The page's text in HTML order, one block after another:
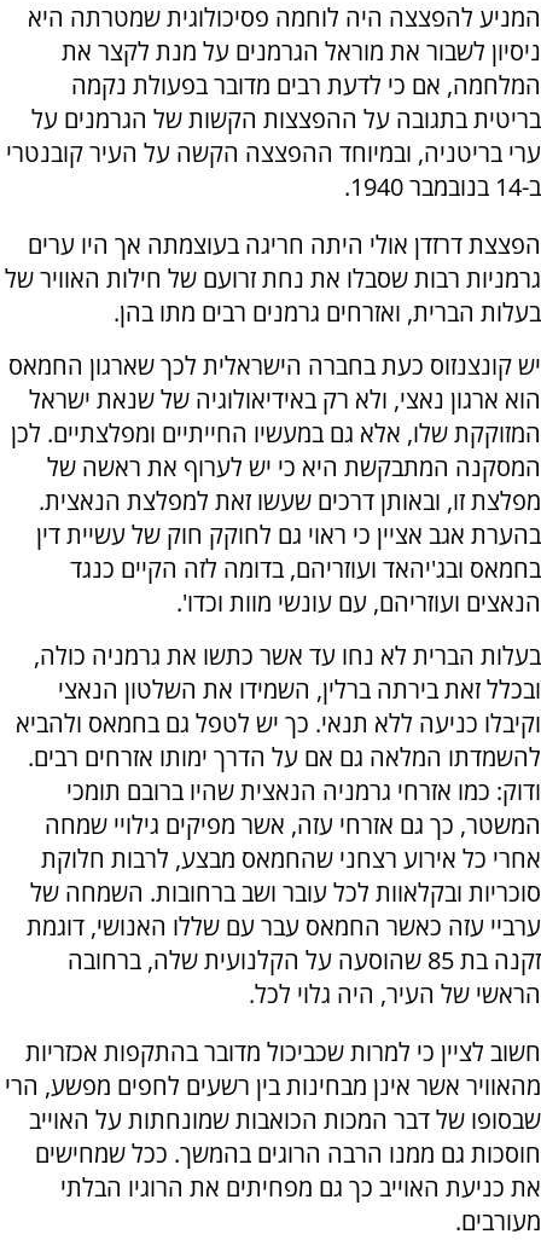
המניע להפצצה היה לוחמה פסיכולוגית שמטרתה היא
ניסיון לשבור את מוראל הגרמנים על מנת לקצר את
המלחמה, אם כי לדעת רבים מדובר בפעולת נקמה
בריטית בתגובה על ההפצצות הקשות של הגרמנים על
ערי בריטניה, ובמיוחד ההפצצה הקשה על העיר קובנטרי
ב-14 בנובמבר 1940.
הפצצת דרזדן אולי היתה חריגה בעוצמתה אך היו ערים
גרמניות רבות שסבלו את נחת זרועם של חילות האוויר של
בעלות הברית, ואזרחים גרמנים רבים מתו בהן.
יש קונצנזוס כעת בחברה הישראלית לכך שארגון החמאס
הוא ארגון נאצי, ולא רק באידיאולוגיה של שנאת ישראל
המזוקקת שלו, אלא גם במעשיו החייתיים ומפלצתיים. לכן
המסקנה המתבקשת היא כי יש לערוף את ראשה של
מפלצת זו, ובאותן דרכים שעשו זאת למפלצת הנאצית.
בהערת אגב אציין כי ראוי גם לחוקק חוק של עשיית דין
בחמאס ובג'יהאד ועוזריהם, בדומה לזה הקיים כנגד
הנאצים ועוזריהם, עם עונשי מוות וכדו'.
בעלות הברית לא נחו עד אשר כתשו את גרמניה כולה,
ובכלל זאת בירתה ברלין, השמידו את השלטון הנאצי
וקיבלו כניעה ללא תנאי. כך יש לטפל גם בחמאס ולהביא
להשמדתו המלאה גם אם על הדרך ימותו אזרחים רבים.
ודוק: כמו אזרחי גרמניה הנאצית שהיו ברובם תומכי
המשטר, כך גם אזרחי עזה, אשר מפיקים גילויי שמחה
אחרי כל אירוע רצחני שהחמאס מבצע, לרבות חלוקת
סוכריות ובקלאוות לכל עובר ושב ברחובות. השמחה של
ערביי עזה כאשר החמאס עבר עם שללו האנושי, דוגמת
זקנה בת 85 שהוסעה על הקלנועית שלה, ברחובה
הראשי של העיר, היה גלוי לכל.
חשוב לציין כי למרות שכביכול מדובר בהתקפות אכזריות
מהאוויר אשר אינן מבחינות בין רשעים לחפים מפשע, הרי
שבסופו של דבר המכות הכואבות שמונחתות על האוייב
חוסכות גם ממנו הרבה הרוגים בהמשך. ככל שמחישים
את כניעת האוייב כך גם מפחיתים את הרוגיו הבלתי
מעורבים.